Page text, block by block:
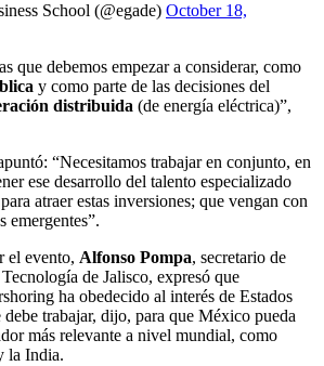
School (@egade) October 18,
que debemos empezar a considerar, como
y como parte de las decisiones del
distribuida (de energía eléctrica)”,
“Necesitamos trabajar en conjunto, en
ese desarrollo del talento especializado
atraer estas inversiones; que vengan con
emergentes”.
el evento, Alfonso Pompa, secretario de
de Jalisco, expresó que
ha obedecido al interés de Estados
trabajar, dijo, para que México pueda
más relevante a nivel mundial, como
la India.